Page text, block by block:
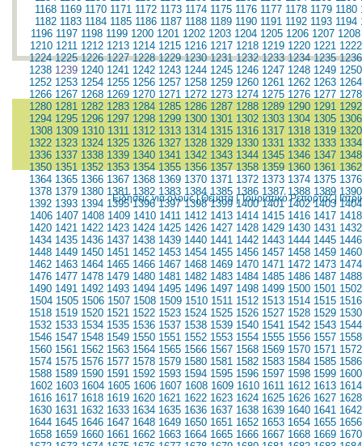
1168 1169 1170 1171 1172 1173 1174 1175 1176 1177 1178 1179 1180
1182 1183 1184 1185 1186 1187 1188 1189 1190 1191 1192 1193 1194
1196 1197 1198 1199 1200 1201 1202 1203 1204 1205 1206 1207 1208
1210 1211 1212 1213 1214 1215 1216 1217 1218 1219 1220 1221 1222
1224 1225 1226 1227 1228 1229 1230 1231 1232 1233 1234 1235 1236
1238 1239 1240 1241 1242 1243 1244 1245 1246 1247 1248 1249 1250
1252 1253 1254 1255 1256 1257 1258 1259 1260 1261 1262 1263 1264
1266 1267 1268 1269 1270 1271 1272 1273 1274 1275 1276 1277 1278
1280 1281 1282 1283 1284 1285 1286 1287 1288 1289 1290 1291 1292
1294 1295 1296 1297 1298 1299 1300 1301 1302 1303 1304 1305 1306
1308 1309 1310 1311 1312 1313 1314 1315 1316 1317 1318 1319 1320
1322 1323 1324 1325 1326 1327 1328 1329 1330 1331 1332 1333 1334
1336 1337 1338 1339 1340 1341 1342 1343 1344 1345 1346 1347 1348
1350 1351 1352 1353 1354 1355 1356 1357 1358 1359 1360 1361 1362
1364 1365 1366 1367 1368 1369 1370 1371 1372 1373 1374 1375 1376
1378 1379 1380 1381 1382 1383 1384 1385 1386 1387 1388 1389 1390
1392 1393 1394 1395 1396 1397 1398 1399 1400 1401 1402 1403 1404
1406 1407 1408 1409 1410 1411 1412 1413 1414 1415 1416 1417 1418
1420 1421 1422 1423 1424 1425 1426 1427 1428 1429 1430 1431 1432
1434 1435 1436 1437 1438 1439 1440 1441 1442 1443 1444 1445 1446
1448 1449 1450 1451 1452 1453 1454 1455 1456 1457 1458 1459 1460
1462 1463 1464 1465 1466 1467 1468 1469 1470 1471 1472 1473 1474
1476 1477 1478 1479 1480 1481 1482 1483 1484 1485 1486 1487 1488
1490 1491 1492 1493 1494 1495 1496 1497 1498 1499 1500 1501 1502
1504 1505 1506 1507 1508 1509 1510 1511 1512 1513 1514 1515 1516
1518 1519 1520 1521 1522 1523 1524 1525 1526 1527 1528 1529 1530
1532 1533 1534 1535 1536 1537 1538 1539 1540 1541 1542 1543 1544
1546 1547 1548 1549 1550 1551 1552 1553 1554 1555 1556 1557 1558
1560 1561 1562 1563 1564 1565 1566 1567 1568 1569 1570 1571 1572
1574 1575 1576 1577 1578 1579 1580 1581 1582 1583 1584 1585 1586
1588 1589 1590 1591 1592 1593 1594 1595 1596 1597 1598 1599 1600
1602 1603 1604 1605 1606 1607 1608 1609 1610 1611 1612 1613 1614
1616 1617 1618 1619 1620 1621 1622 1623 1624 1625 1626 1627 1628
1630 1631 1632 1633 1634 1635 1636 1637 1638 1639 1640 1641 1642
1644 1645 1646 1647 1648 1649 1650 1651 1652 1653 1654 1655 1656
1658 1659 1660 1661 1662 1663 1664 1665 1666 1667 1668 1669 1670
Ειδήσεις για όλους|Θέματα|Τουριστικό Ρεπορτάζ|